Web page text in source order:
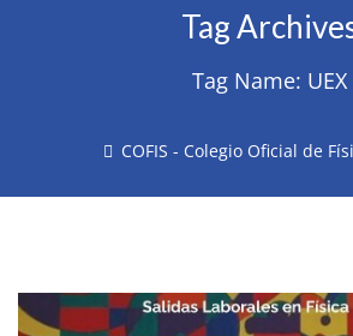
Tag
Tag Name: UEX
COFIS - Colegio Oficial de